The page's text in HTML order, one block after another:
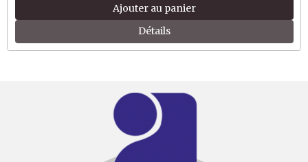
Ajouter au panier
Détails